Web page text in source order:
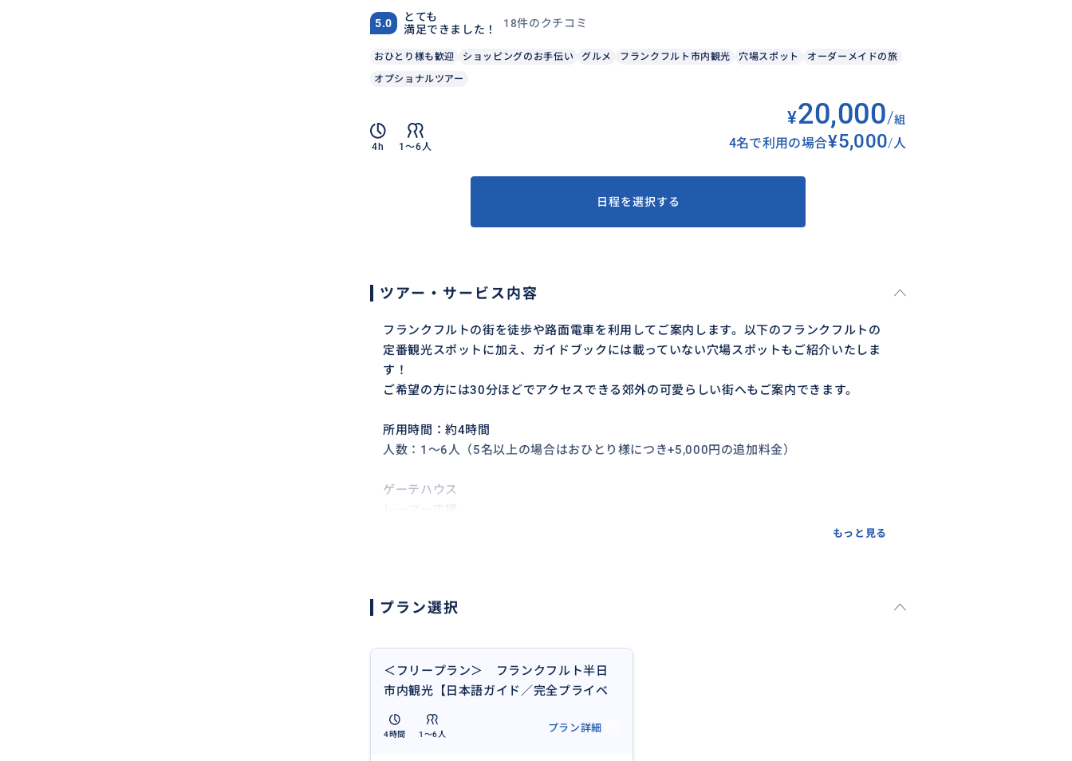
5.0
とても
満足できました！
18件のクチコミ
おひとり様も歓迎 ショッピングのお手伝い グルメ フランクフルト市内観光 穴場スポット
オーダーメイドの旅
オプショナルツアー
4h 1〜6人
¥20,000/組
4名で利用の場合 ¥5,000/人
日程を選択する
ツアー・サービス内容
フランクフルトの街を徒歩や路面電車を利用してご案内します。以下のフランクフルトの
定番観光スポットに加え、ガイドブックには載っていない穴場スポットもご紹介いたしま
す！
ご希望の方には30分ほどでアクセスできる郊外の可愛らしい街へもご案内できます。
所用時間：約4時間
人数：1〜6人（5名以上の場合はおひとり様につき+5,000円の追加料金）
ゲーテハウス
旧オペラ座
...など
モデルプランは一例です。ご旅行者様のご都合の良い時間をスタート時間とし、ゆっくり
します。
もっと見る
プラン選択
＜フリープラン＞ フランクフルト半日
市内観光【日本語ガイド／完全プライベ
ートツアー／4名様まで同料金／行き先ア
レンジや時間延長も可能】
4時間 1〜6人
プラン詳細